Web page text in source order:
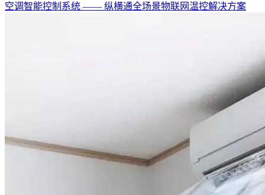
空调智能控制系统 —— 纵横通全场景物联网温控解决方案